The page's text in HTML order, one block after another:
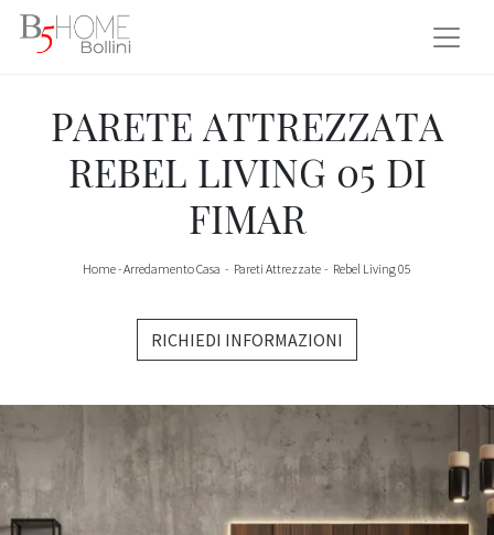
PARETE ATTREZZATA
REBEL LIVING 05 DI
FIMAR
Home-Arredamento Casa - Pareti Attrezzate - Rebel Living 05
RICHIEDI INFORMAZIONI